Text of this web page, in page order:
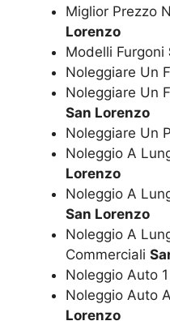
Miglior Prezzo
Lorenzo
Modelli Furgoni
Noleggiare Un
Noleggiare Un
San Lorenzo
Noleggiare Un
Noleggio A
Lorenzo
Noleggio A
San Lorenzo
Noleggio A
Commerciali
Noleggio Auto
Noleggio Auto
Lorenzo